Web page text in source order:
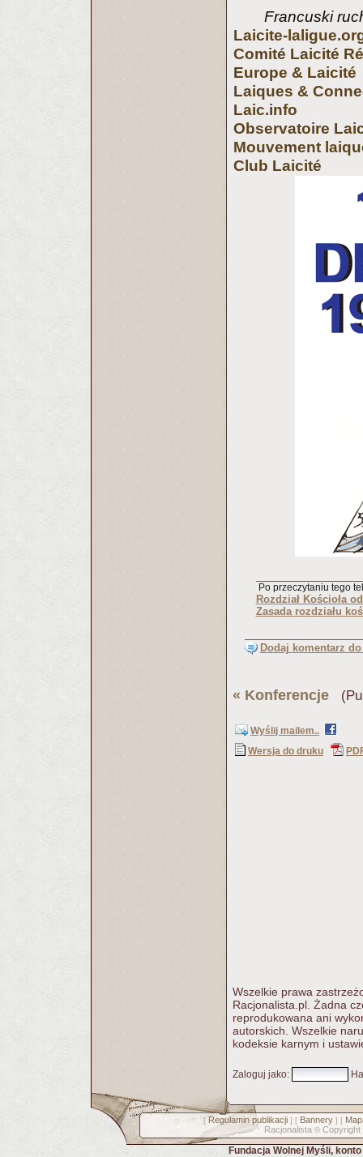
Francuski
Laicite-
Comité Laicité
Europe & Laicité
Laiques &
Laic.info
Observatoire
Mouvement
Club Laicité
Po przeczytaniu tego
Rozdział Kościoła
Zasada rozdziału
Dodaj komentarz
« Konferencje
Wyślij mailem..
Wersja do druku
Wszelkie prawa
Racjonalista.pl. Żadna
reprodukowana ani
autorskich. Wszelkie
kodeksie karnym i
Zaloguj jako:
[ Regulamin publikacji] [ Bannery] [
Racjonalista © Copyright
Fundacja Wolnej Myśli,